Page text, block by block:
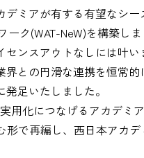
ミアが有する有望なシ
ク(WAT-NeW)を構築しま
ンスアウトなしには叶
との円滑な連携を恒常的
足いたしました。
用化につなげるアカデミ
形で再編し、西日本アカ